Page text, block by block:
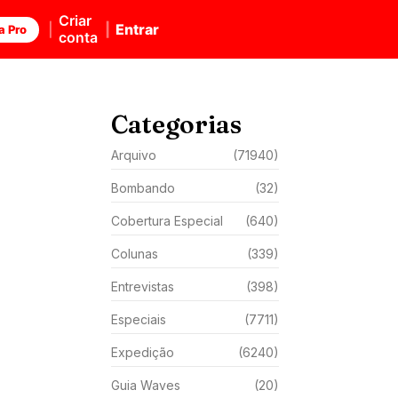
Pro
Criar
conta
Entrar
Categorias
Arquivo (71940)
Bombando (32)
Cobertura Especial (640)
Colunas (339)
Entrevistas (398)
Especiais (7711)
Expedição (6240)
Guia Waves (20)